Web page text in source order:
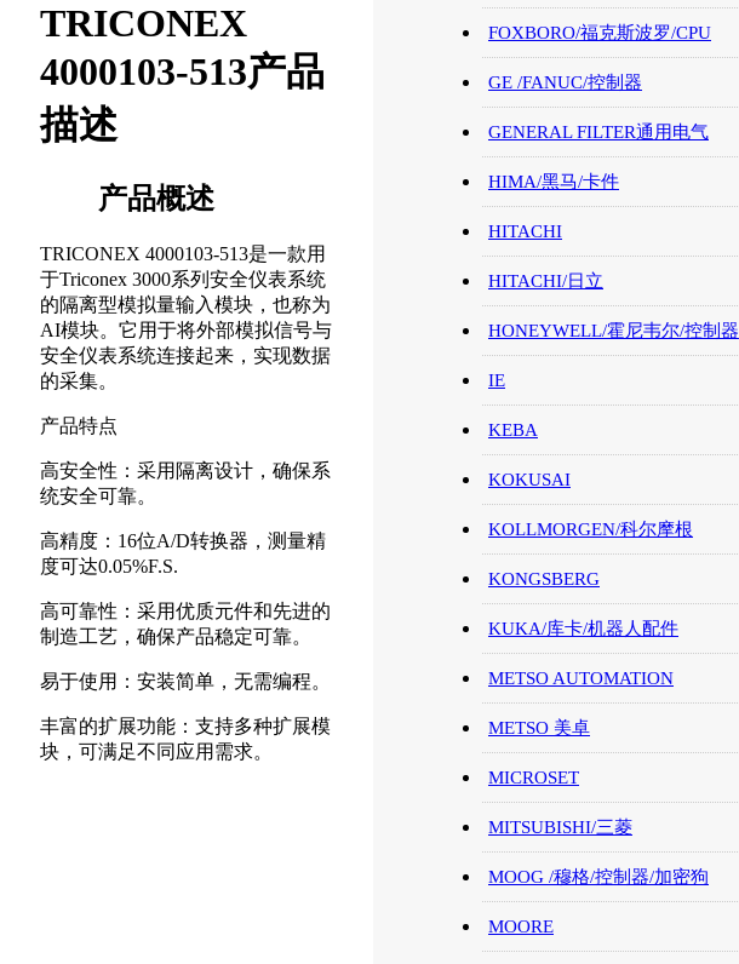
TRICONEX
4000103-513产品
描述
产品概述
TRICONEX 4000103-513是一款用
于Triconex 3000系列安全仪表系统
的隔离型模拟量输入模块，也称为
AI模块。它用于将外部模拟信号与
安全仪表系统连接起来，实现数据
的采集。
产品特点
高安全性：采用隔离设计，确保系
统安全可靠。
高精度：16位A/D转换器，测量精
度可达0.05%F.S.
高可靠性：采用优质元件和先进的
制造工艺，确保产品稳定可靠。
易于使用：安装简单，无需编程。
丰富的扩展功能：支持多种扩展模
块，可满足不同应用需求。
FOXBORO/福克斯波罗/CPU
GE /FANUC/控制器
GENERAL FILTER通用电气
HIMA/黑马/卡件
HITACHI
HITACHI/日立
HONEYWELL/霍尼韦尔/控制器
IE
KEBA
KOKUSAI
KOLLMORGEN/科尔摩根
KONGSBERG
KUKA/库卡/机器人配件
METSO AUTOMATION
METSO 美卓
MICROSET
MITSUBISHI/三菱
MOOG /穆格/控制器/加密狗
MOORE